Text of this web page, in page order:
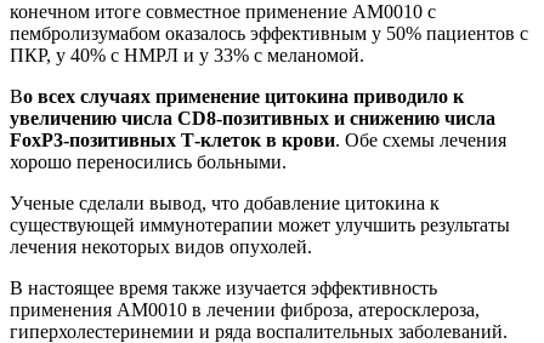
конечном итоге совместное применение AM0010 с
пембролизумабом оказалось эффективным у 50% пациентов с
ПКР, у 40% с НМРЛ и у 33% с меланомой.
Во всех случаях применение цитокина приводило к
увеличению числа CD8-позитивных и снижению числа
FoxP3-позитивных Т-клеток в крови. Обе схемы лечения
хорошо переносились больными.
Ученые сделали вывод, что добавление цитокина к
существующей иммунотерапии может улучшить результаты
лечения некоторых видов опухолей.
В настоящее время также изучается эффективность
применения AM0010 в лечении фиброза, атеросклероза,
гиперхолестеринемии и ряда воспалительных заболеваний.